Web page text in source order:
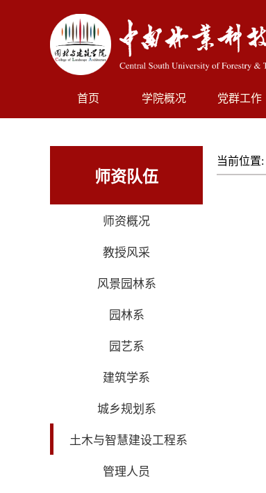
首页 学院概况 党群工作
师资队伍
师资概况
教授风采
风景园林系
园林系
园艺系
建筑学系
城乡规划系
土木与智慧建设工程系
管理人员
当前位置: